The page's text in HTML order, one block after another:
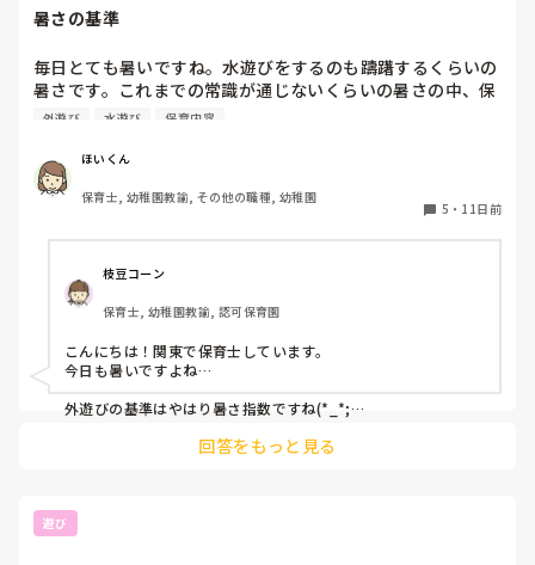
のも良さそうですね🌼
暑いですが、保育士さんも無理せず日々頑張りましょう✨
暑さの基準
毎日とても暑いですね。水遊びをするのも躊躇するくらいの
暑さです。これまでの常識が通じないくらいの暑さの中、保
育において工夫している点や、配慮している点はたります
外遊びをするときとしないときの明確な基準があったら参考
にしたいです。
外遊び 水遊び 保育内容
ほいくん
保育士, 幼稚園教諭, その他の職種, 幼稚園
5 ・ 11日前
枝豆コーン
保育士, 幼稚園教諭, 認可保育園
こんにちは！関東で保育士しています。
今日も暑いですよね…
外遊びの基準はやはり暑さ指数ですね(*_*;
夏の保育、迷いますよね。夏を乗り切っていきましょうね。
回答をもっと見る
遊び